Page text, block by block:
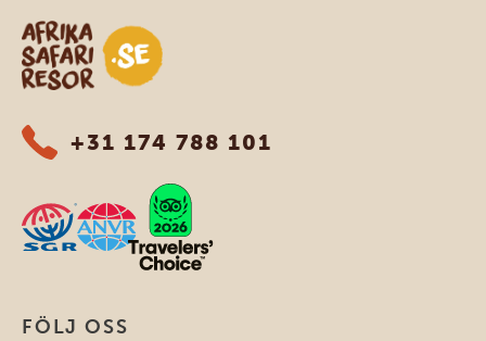
Safari-resor i Afrika
+31 174 788 101
FÖLJ OSS